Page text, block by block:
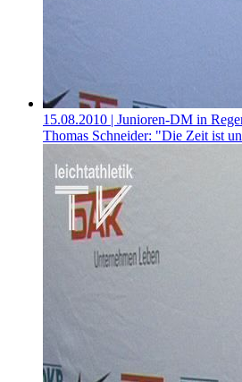
15.08.2010 | Junioren-DM in
Thomas Schneider: "Die Zeit ist